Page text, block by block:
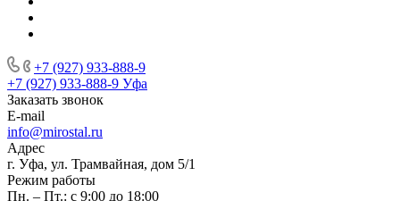
+7 (927) 933-888-9
+7 (927) 933-888-9 Уфа
Заказать звонок
E-mail
info@mirostal.ru
Адрес
г. Уфа, ул. Трамвайная, дом 5/1
Режим работы
Пн. – Пт.: с 9:00 до 18:00